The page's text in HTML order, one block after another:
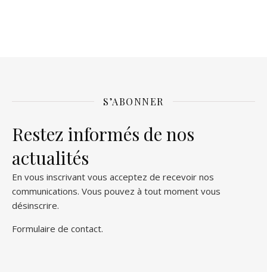
S’ABONNER
Restez informés de nos
actualités
En vous inscrivant vous acceptez de recevoir nos
communications. Vous pouvez à tout moment vous
désinscrire.
Formulaire de contact.